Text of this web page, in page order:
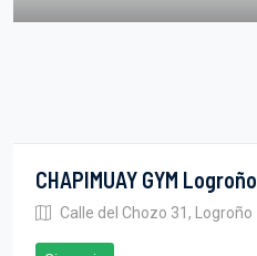
CHAPIMUAY GYM Logroño
Calle del Chozo 31, Logroño